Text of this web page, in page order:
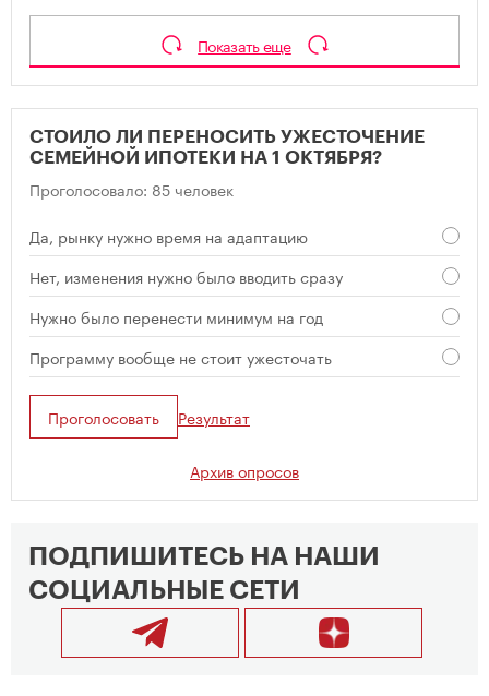
Показать еще
СТОИЛО ЛИ ПЕРЕНОСИТЬ УЖЕСТОЧЕНИЕ
СЕМЕЙНОЙ ИПОТЕКИ НА 1 ОКТЯБРЯ?
Проголосовало: 85 человек
Да, рынку нужно время на адаптацию
Нет, изменения нужно было вводить сразу
Нужно было перенести минимум на год
Программу вообще не стоит ужесточать
Проголосовать Результат
Архив опросов
ПОДПИШИТЕСЬ НА НАШИ
СОЦИАЛЬНЫЕ СЕТИ